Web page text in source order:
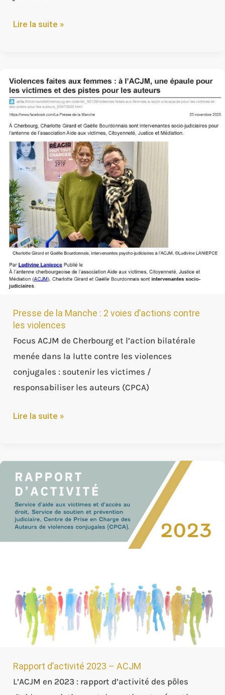
Lire la suite »
Presse de la Manche : 2 voies d’actions contre
les violences
Focus ACJM de Cherbourg et l’action bilatérale
menée dans la lutte contre les violences
conjugales : soutenir les victimes /
responsabiliser les auteurs (CPCA)
Presse
de
la
Manche
:
2
voies
d’actions
contre
les
violences
Lire la suite »
Rapport d’activité 2023 – ACJM
L’ACJM en 2023 : rapport d’activité des pôles
d’activité
2023
–
ACJM